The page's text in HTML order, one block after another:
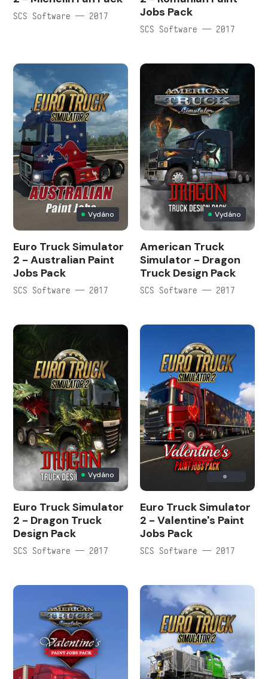
SCS Software — 2017
Jobs Pack
SCS Software — 2017
Vydáno
Euro Truck Simulator
2 - Australian Paint
Jobs Pack
SCS Software — 2017
Vydáno
American Truck
Simulator - Dragon
Truck Design Pack
SCS Software — 2017
Vydáno
Euro Truck Simulator
2 - Dragon Truck
Design Pack
SCS Software — 2017
Euro Truck Simulator
2 - Valentine's Paint
Jobs Pack
SCS Software — 2017